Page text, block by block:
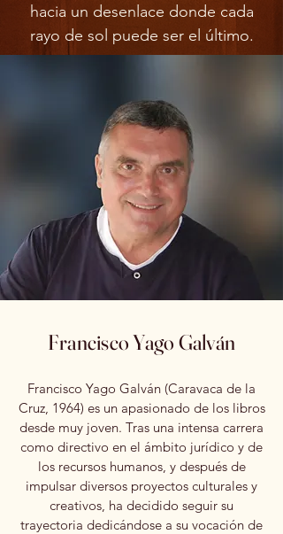
hacia un desenlace donde cada
rayo de sol puede ser el último.
Francisco Yago Galván
Francisco Yago Galván (Caravaca de la
Cruz, 1964) es un apasionado de los libros
desde muy joven. Tras una intensa carrera
como directivo en el ámbito jurídico y de
los recursos humanos, y después de
impulsar diversos proyectos culturales y
creativos, ha decidido seguir su
trayectoria dedicándose a su vocación de